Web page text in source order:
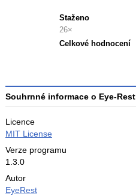
Staženo
26×
Celkové hodnocení
Souhrnné informace o Eye-Rest
Licence
MIT License
Verze programu
1.3.0
Autor
EyeRest